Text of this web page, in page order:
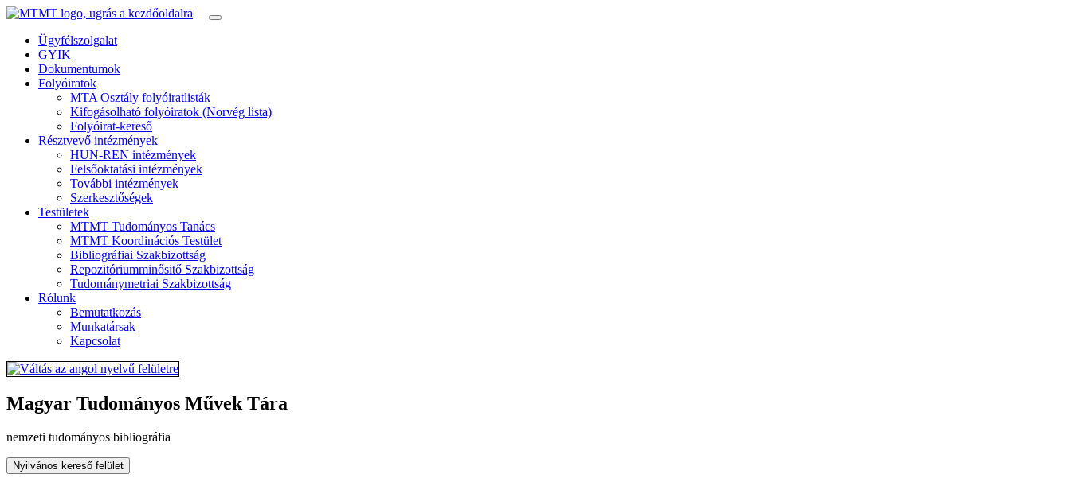
Ügyfélszolgalat
GYIK
Dokumentumok
Folyóiratok
MTA Osztály folyóiratlisták
Kifogásolható folyóiratok (Norvég lista)
Folyóirat-kereső
Résztvevő intézmények
HUN-REN intézmények
Felsőoktatási intézmények
További intézmények
Szerkesztőségek
Testületek
MTMT Tudományos Tanács
MTMT Koordinációs Testület
Bibliográfiai Szakbizottság
Repozitóriumminősitő Szakbizottság
Tudománymetriai Szakbizottság
Rólunk
Bemutatkozás
Munkatársak
Kapcsolat
Magyar Tudományos Művek Tára
nemzeti tudományos bibliográfia
Nyilvános kereső felület